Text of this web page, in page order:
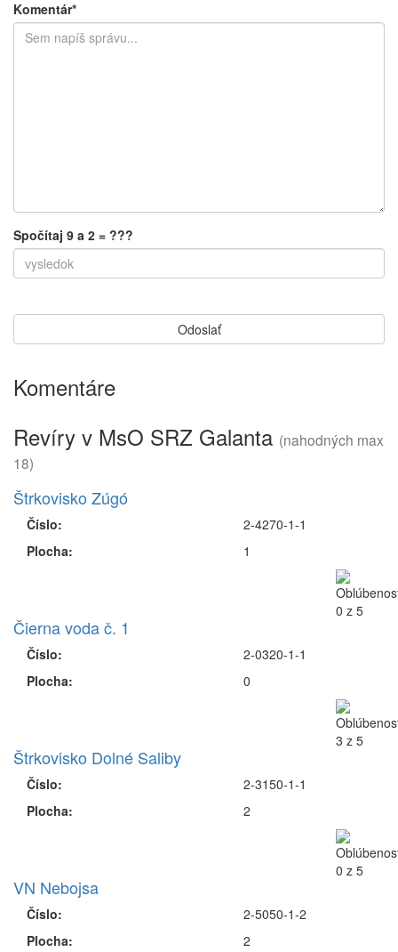
Komentár*
Spočítaj 9 a 2 = ???
Komentáre
Revíry v MsO SRZ Galanta (nahodných max
18)
Štrkovisko Zúgó
Číslo:
Plocha:
2-4270-1-1
1
Čierna voda č. 1
Číslo:
Plocha:
2-0320-1-1
0
Štrkovisko Dolné Saliby
Číslo:
Plocha:
2-3150-1-1
2
VN Nebojsa
Číslo:
Plocha:
2-5050-1-2
2